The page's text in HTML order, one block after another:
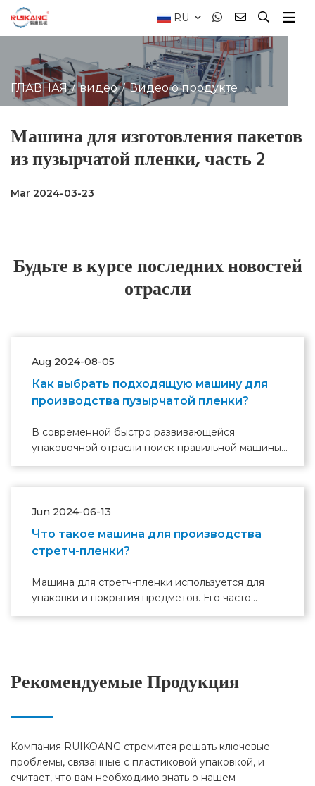
RU
ГЛАВНАЯ видео Видео о продукте
Машина для изготовления пакетов
из пузырчатой пленки, часть 2
Mar 2024-03-23
Будьте в курсе последних новостей
отрасли
Aug 2024-08-05
Как выбрать подходящую машину для
производства пузырчатой ​​пленки?
В современной быстро развивающейся
упаковочной отрасли поиск правильной машины
для производства пузырчатой ​​пленки имеет
правильной машины для производства
рассмотрения, включающий множество факторов.
Эта статья призвана помочь вам выбрать лучшую
упаковке.
Jun 2024-06-13
Что такое машина для производства
стретч-пленки?
Машина для стретч-пленки используется для
упаковки и покрытия предметов. Его часто
используют для упаковки грузов, защиты
Рекомендуемые Продукция
Компания RUIKOANG стремится решать ключевые
проблемы, связанные с пластиковой упаковкой, и
считает, что вам необходимо знать о нашем